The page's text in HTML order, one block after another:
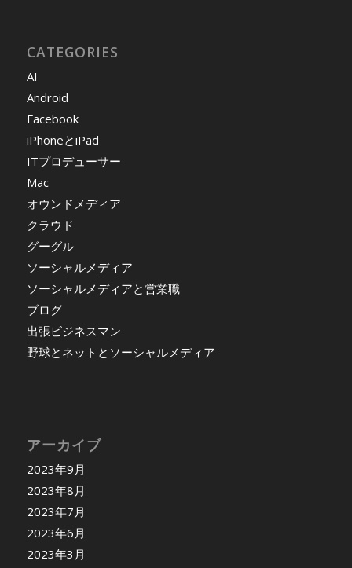
CATEGORIES
AI
Android
Facebook
iPhoneとiPad
ITプロデューサー
Mac
オウンドメディア
クラウド
グーグル
ソーシャルメディア
ソーシャルメディアと営業職
ブログ
出張ビジネスマン
野球とネットとソーシャルメディア
アーカイブ
2023年9月
2023年8月
2023年7月
2023年6月
2023年3月